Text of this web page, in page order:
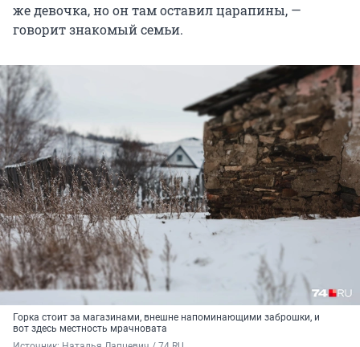
же девочка, но он там оставил царапины, —
говорит знакомый семьи.
Горка стоит за магазинами, внешне напоминающими заброшки, и
вот здесь местность мрачновата